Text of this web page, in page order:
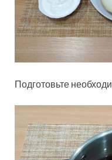
Подготовьте